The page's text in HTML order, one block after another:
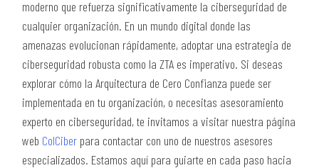
moderno que refuerza significativamente la ciberseguridad de
cualquier organización. En un mundo digital donde las
amenazas evolucionan rápidamente, adoptar una estrategia de
ciberseguridad robusta como la ZTA es imperativo. Si deseas
explorar cómo la Arquitectura de Cero Confianza puede ser
implementada en tu organización, o necesitas asesoramiento
experto en ciberseguridad, te invitamos a visitar nuestra página
web ColCiber para contactar con uno de nuestros asesores
especializados. Estamos aquí para guiarte en cada paso hacia